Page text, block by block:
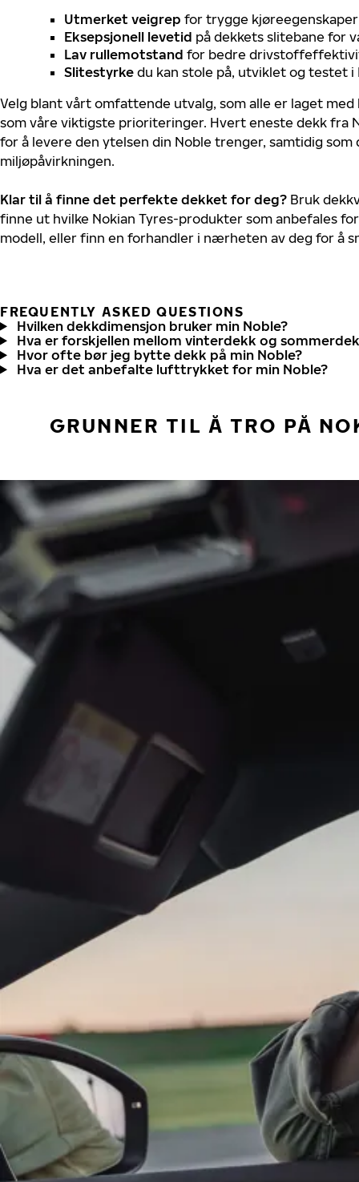
Utmerket veigrep for trygge
Eksepsjonell levetid på dekkets slitebane for
Lav rullemotstand for bedre
Slitestyrke du kan stole på, utviklet og testet i
Velg blant vårt omfattende utvalg, som alle er laget
som våre viktigste prioriteringer. Hvert eneste dekk fra
for å levere den ytelsen din Noble trenger, samtidig som
miljøpåvirkningen.
Klar til å finne det perfekte dekket for deg? Bruk
finne ut hvilke Nokian Tyres-produkter som anbefales
modell, eller finn en forhandler i nærheten av deg for å
FREQUENTLY ASKED QUESTIONS
Hvilken dekkdimensjon bruker min Noble?
Hva er forskjellen mellom vinterdekk og
Hvor ofte bør jeg bytte dekk på min Noble?
Hva er det anbefalte lufttrykket for min Noble?
GRUNNER TIL Å TRO PÅ